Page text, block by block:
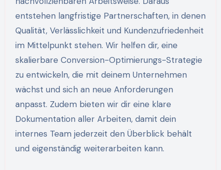
entstehen langfristige Partnerschaften, in denen
Qualität, Verlässlichkeit und Kundenzufriedenheit
im Mittelpunkt stehen. Wir helfen dir, eine
skalierbare Conversion-Optimierungs-Strategie
zu entwickeln, die mit deinem Unternehmen
wächst und sich an neue Anforderungen
anpasst. Zudem bieten wir dir eine klare
Dokumentation aller Arbeiten, damit dein
internes Team jederzeit den Überblick behält
und eigenständig weiterarbeiten kann.